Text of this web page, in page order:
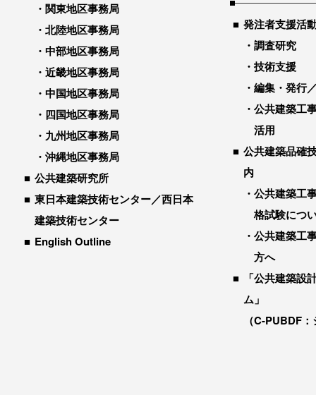
関東地区事務局
北陸地区事務局
中部地区事務局
近畿地区事務局
中国地区事務局
四国地区事務局
九州地区事務局
沖縄地区事務局
公共建築研究所
東日本建築技術センター／西日本
建築技術センター
English Outline
発注者支援活
調査研究
技術支援
編集・発行
公共建築工
活用
公共建築品確
内
公共建築工
格試験につ
公共建築工
方へ
「公共建築設
ム」
（C-PUBDF